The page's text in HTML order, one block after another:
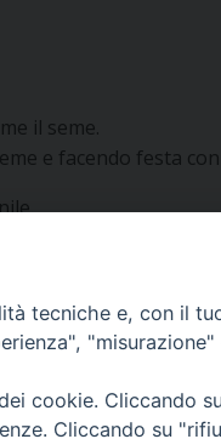
il seme.
e facendo festa
tecniche e, con il
cookie. Cliccando
Cliccando su